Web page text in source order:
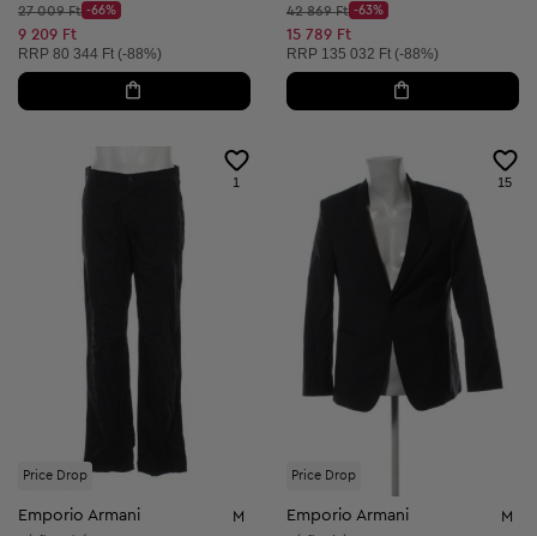
Kezdő ár:
27 009 Ft
Discount Price:
-66%
Csökkentett ár:
9 209 Ft
Ajánlott ár:
RRP 80 344 Ft (-88%)
Kezdő ár:
42 869 Ft
Discount Price:
-63%
Csökkentett ár:
15 789 Ft
Ajánlott ár:
RRP 135 032 Ft (-88%)
Price Drop
1
Emporio Armani M
Price Drop
15
Emporio Armani M